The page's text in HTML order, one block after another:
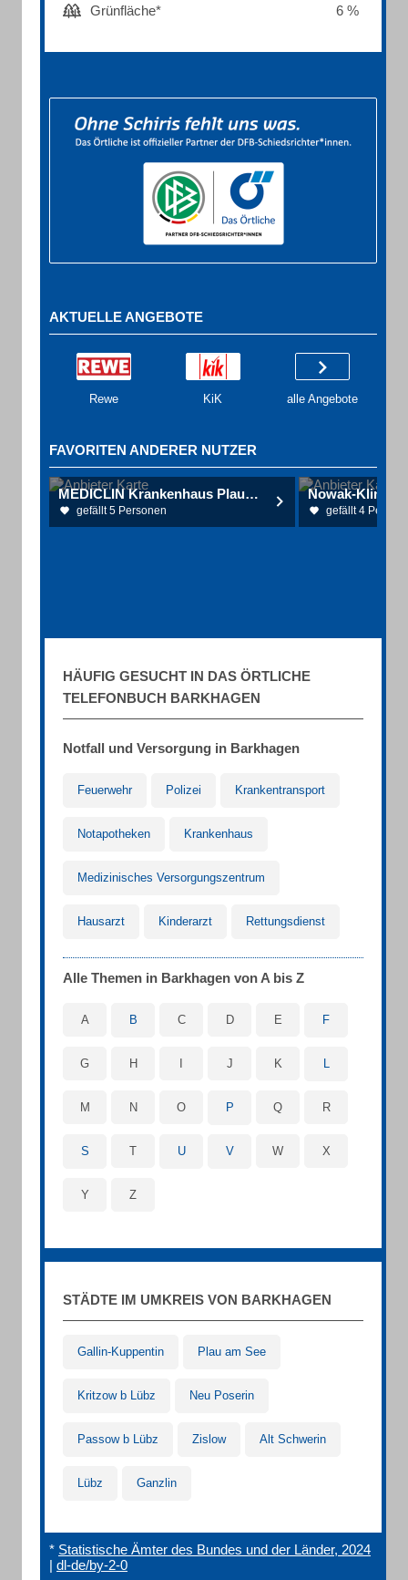
Grünfläche*
6 %
AKTUELLE ANGEBOTE
Rewe KiK alle Angebote
FAVORITEN ANDERER NUTZER
MEDICLIN Krankenhaus Plau am See
gefällt 5 Personen gefällt 4
HÄUFIG GESUCHT IN DAS ÖRTLICHE
TELEFONBUCH BARKHAGEN
Notfall und Versorgung in Barkhagen
Feuerwehr Polizei Krankentransport
Notapotheken Krankenhaus
Medizinisches Versorgungszentrum
Hausarzt Kinderarzt Rettungsdienst
Alle Themen in Barkhagen von A bis Z
A B C D E F
G H J K L
M N O P Q R
S T U V W X
Y Z
STÄDTE IM UMKREIS VON BARKHAGEN
Gallin-Kuppentin Plau am See
Kritzow b Lübz Neu Poserin
Passow b Lübz Zislow Alt Schwerin
Lübz Ganzlin
* Statistische Ämter des Bundes und der Länder, 2024
| dl-de/by-2-0